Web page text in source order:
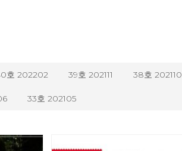
호 202202 39호 202111 38호 202110
33호 202105